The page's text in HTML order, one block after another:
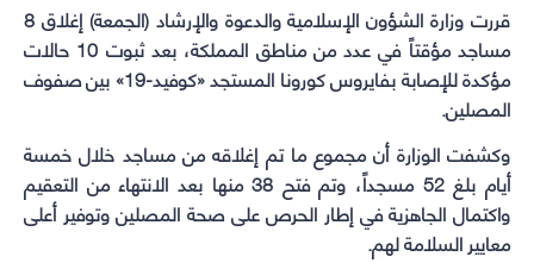
قررت وزارة الشؤون الإسلامية والدعوة والإرشاد (الجمعة) إغلاق 8
مساجد
مؤقتاً في عدد من مناطق المملكة، بعد ثبوت 10 حالات
مؤكدة للإصابة بفايروسكورونا المستجد
«كوفيد-19» بين صفوف
المصلين.
وكشفت الوزارة أن مجموع ما تم إغلاقه من مساجد خلال خمسة
أيام بلغ 52 مسجداً، وتم فتح 38 منها بعد الانتهاء من التعقيم
واكتمال الجاهزية في إطار الحرص على صحة المصلين وتوفير أعلى
معايير السلامة لهم.
(Opens
in
new
(Opens
in
new
(Opens
in
new
(Opens
in
new